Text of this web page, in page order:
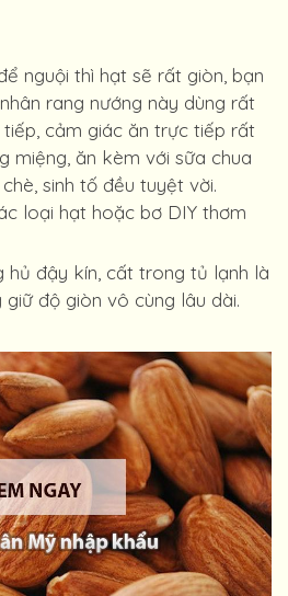
nguội thì hạt sẽ rất giòn, bạn
rang nướng này dùng rất
cảm giác ăn trực tiếp rất
miệng, ăn kèm với sữa chua
sinh tố đều tuyệt vời.
loại hạt hoặc bơ DIY thơm
hủ đậy kín, cất trong tủ lạnh là
độ giòn vô cùng lâu dài.